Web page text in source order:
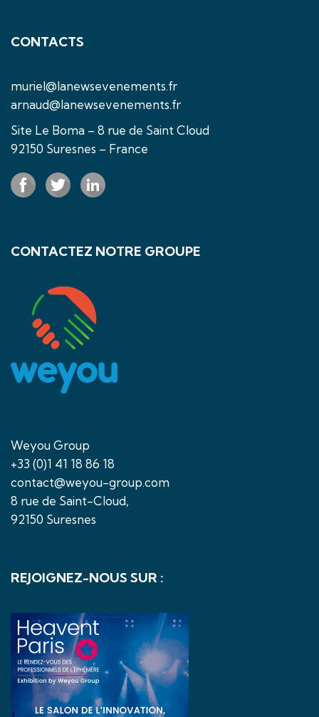
CONTACTS
muriel@lanewsevenements.fr
arnaud@lanewsevenements.fr
Site Le Boma – 8 rue de Saint Cloud
92150 Suresnes – France
CONTACTEZ NOTRE GROUPE
Weyou Group
+33 (0)1 41 18 86 18
contact@weyou-group.com
8 rue de Saint-Cloud,
92150 Suresnes
REJOIGNEZ-NOUS SUR :